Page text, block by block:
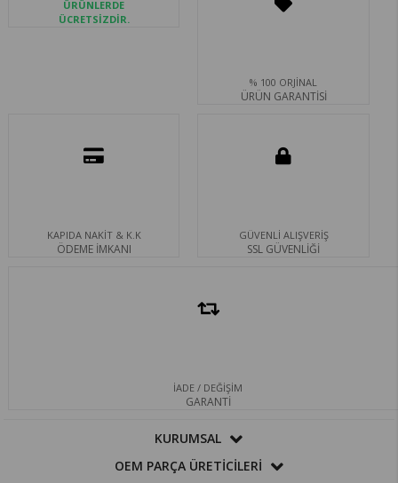
ÜRÜNLERDE
ÜCRETSİZDİR.
% 100 ORJİNAL
ÜRÜN GARANTİSİ
KAPIDA NAKİT & K.K
ÖDEME İMKANI
GÜVENLİ ALIŞVERİŞ
SSL GÜVENLİĞİ
İADE / DEĞİŞİM
GARANTİ
KURUMSAL
OEM PARÇA ÜRETİCİLERİ